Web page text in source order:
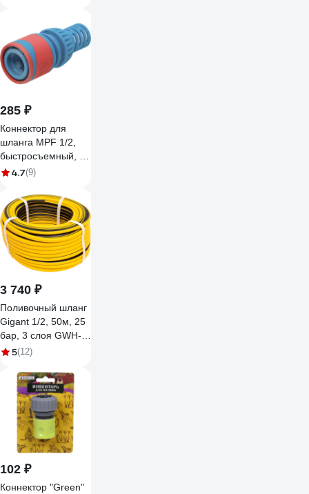
285 ₽
Коннектор для
шланга MPF 1/2,
быстросъемный, с
аквастопом, ABS
ДС.071277
4.7(9)
3 740 ₽
Поливочный шланг
Gigant 1/2, 50м, 25
бар, 3 слоя GWH-
075(12)
102 ₽
Коннектор "Green"